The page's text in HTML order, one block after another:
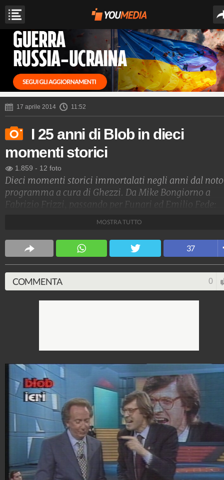
17 aprile 2014 11:52
I 25 anni di Blob in dieci
momenti storici
1.859 - 12 foto
Dieci momenti storici immortalati negli anni dal noto
programma a cura di Ghezzi. Da Mike Bongiorno a
Fabrizio Frizzi, passando per Funari ed Emilio Fede:
Spettacolo Fanpage
MOSTRA TUTTO
37
COMMENTA 0